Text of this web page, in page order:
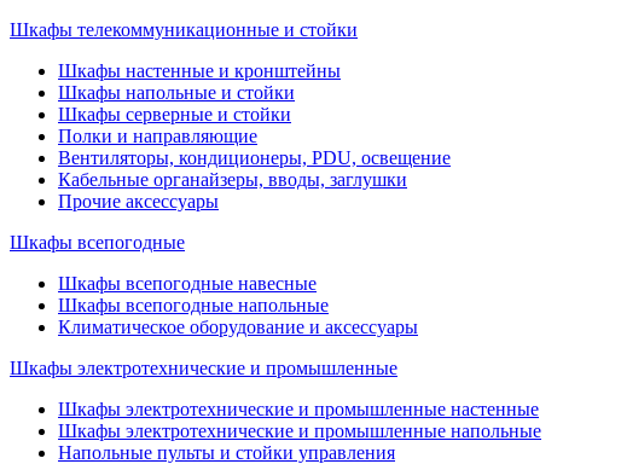
Шкафы телекоммуникационные и стойки
Шкафы настенные и кронштейны
Шкафы напольные и стойки
Шкафы серверные и стойки
Полки и направляющие
Вентиляторы, кондиционеры, PDU, освещение
Кабельные органайзеры, вводы, заглушки
Прочие аксеcсуары
Шкафы всепогодные
Шкафы всепогодные навесные
Шкафы всепогодные напольные
Климатическое оборудование и аксессуары
Шкафы электротехнические и промышленные
Шкафы электротехнические и промышленные настенные
Шкафы электротехнические и промышленные напольные
Напольные пульты и стойки управления